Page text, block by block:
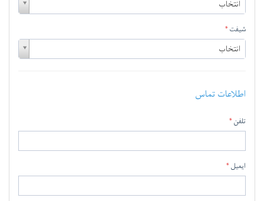
انتخاب
شیفت
انتخاب شیفت
اطلاعات تماس
تلفن
ایمیل